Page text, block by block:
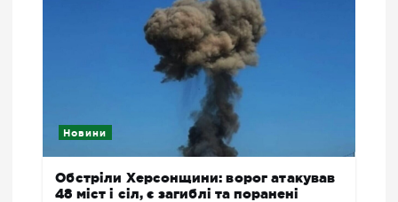
Новини
Обстріли Херсонщини: ворог атакував
48 міст і сіл, є загиблі та поранені